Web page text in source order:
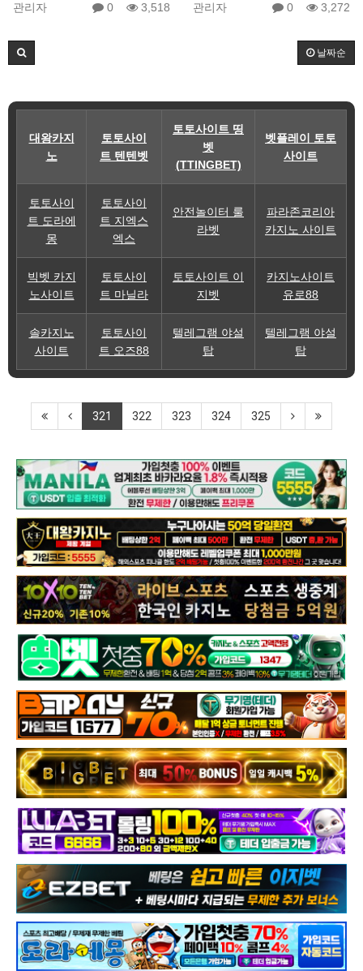
관리자 0 3,518 관리자 0 3,272
날짜순
대왕카지
노
토토사이
트 텐텐벳
토토사이트 띵
벳
(TTINGBET)
벳플레이 토토
사이트
토토사이
트 도라에
몽
토토사이
트 지엑스
엑스
안전놀이터 룰
라벳
파라존코리아
카지노 사이트
빅벳 카지
노사이트
토토사이
트 마닐라
토토사이트 이
지벳
카지노사이트
유로88
솔카지노
사이트
토토사이
트 오즈88
텔레그램 야설
탑
텔레그램 야설
탑
321 322 323 324 325